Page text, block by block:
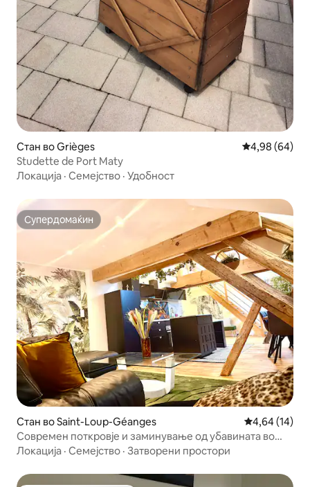
Стан во Grièges Просечна
4,98 (64)
Studette de Port Maty
Локација · Семејство · Удобност
Супердомаќин
Супердомаќин
Стан во Saint-Loup-Géanges Просечна
4,64 (14)
Современ поткровје и заминување од убавината во
Бон
Локација · Семејство · Затворени простори